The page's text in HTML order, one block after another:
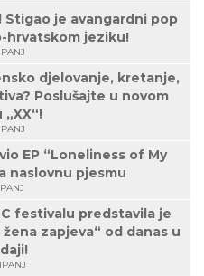
Stigao je avangardni pop
hrvatskom jeziku!
djelovanje, kretanje,
Poslušajte u novom
„XX“!
EP “Loneliness of My
naslovnu pjesmu
festivalu predstavila je
zapjeva“ od danas u